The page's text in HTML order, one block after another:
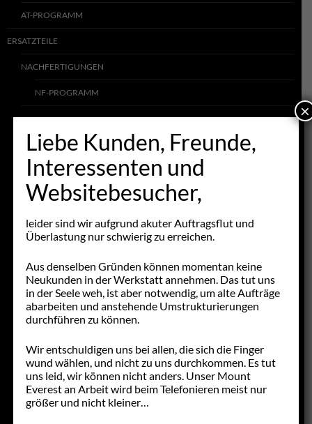
AT-PROGRAMM
ERSATZTEILE
NACHFERTIGUNGEN
NF-PROGRAMM
GEBRAUCHTTEILE
NML & NOS
SCHNICKSCHNACK
FAHRZEUGANGEBOTE
STELLENANGEBOTE
Liebe Kunden, Freunde,
Interessenten und
Websitebesucher,
leider sind wir aufgrund akuter Auftragsflut und
Überlastung nur schwierig zu erreichen.
Aus denselben Gründen können momentan keine
Neukunden in der Werkstatt annehmen. Das tut uns
in der Seele weh, ist aber notwendig, um alte Aufträge
abarbeiten und anstehende Umstrukturierungen
durchführen zu können.
Wir entschuldigen uns bei allen, die sich die Finger
wund wählen, und nicht zu uns durchkommen. Es tut
uns leid, wir können nicht anders. Unser Mount
Everest an Arbeit wird beim Telefonieren meist nur
größer und nicht kleiner…
×